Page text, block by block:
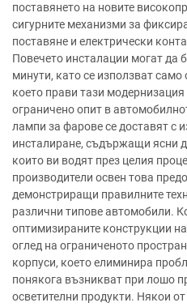
поставянето на новите
сигурните механизми за
поставяне и електрически
Повечето инсталации могат да
минути, като се използват
което прави тази
ограничено опит в
лампи за фарове се доставят с
инсталиране, съдържащи ясни
които ви водят през целия
производители освен това
демонстриращи правилните
различни типове автомобили.
оптимизираните конструкции
оглед на ограниченото
корпуси, което елиминира
понякога възникват при лошо
осветителни продукти. Някои